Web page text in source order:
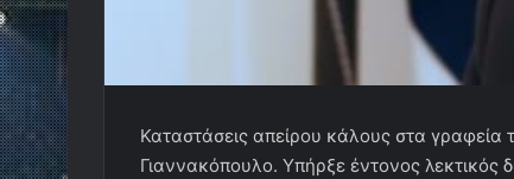
Καταστάσεις απείρου κάλους στα
Γιαννακόπουλο. Υπήρξε έντονος λεκτικός